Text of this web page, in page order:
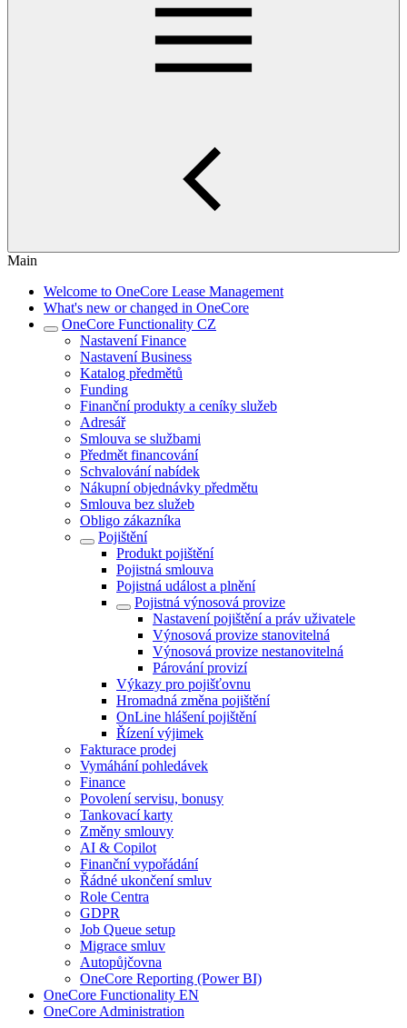
Main
Welcome to OneCore Lease Management
What's new or changed in OneCore
OneCore Functionality CZ
Nastavení Finance
Nastavení Business
Katalog předmětů
Funding
Finanční produkty a ceníky služeb
Adresář
Smlouva se službami
Předmět financování
Schvalování nabídek
Nákupní objednávky předmětu
Smlouva bez služeb
Obligo zákazníka
Pojištění
Produkt pojištění
Pojistná smlouva
Pojistná událost a plnění
Pojistná výnosová provize
Nastavení pojištění a práv uživatele
Výnosová provize stanovitelná
Výnosová provize nestanovitelná
Párování provizí
Výkazy pro pojišťovnu
Hromadná změna pojištění
OnLine hlášení pojištění
Řízení výjimek
Fakturace prodej
Vymáhání pohledávek
Finance
Povolení servisu, bonusy
Tankovací karty
Změny smlouvy
AI & Copilot
Finanční vypořádání
Řádné ukončení smluv
Role Centra
GDPR
Job Queue setup
Migrace smluv
Autopůjčovna
OneCore Reporting (Power BI)
OneCore Functionality EN
OneCore Administration